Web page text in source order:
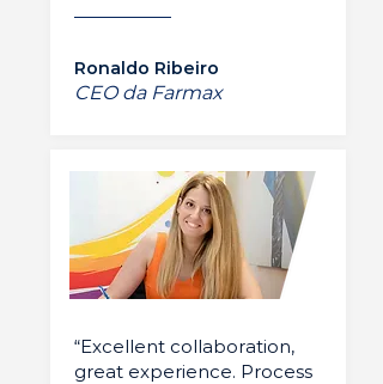
Ronaldo Ribeiro
CEO da Farmax
“Excellent collaboration,
great experience. Process